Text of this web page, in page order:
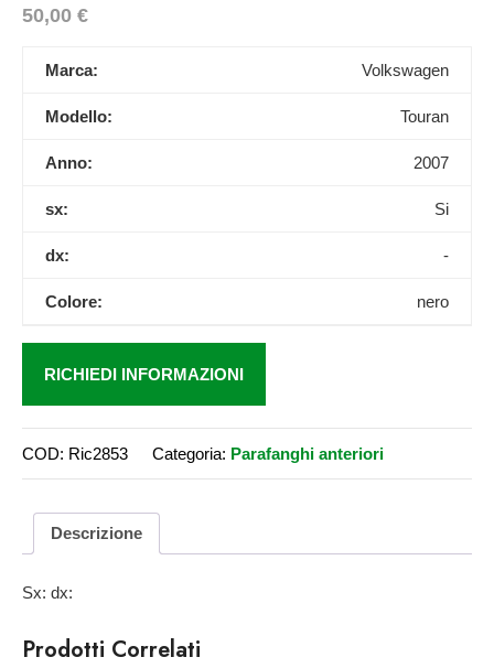
50,00 €
Marca: Volkswagen
Modello: Touran
Anno: 2007
sx: Si
dx: -
Colore: nero
RICHIEDI INFORMAZIONI
COD: Ric2853 Categoria: Parafanghi anteriori
Descrizione
Sx: dx:
Prodotti Correlati